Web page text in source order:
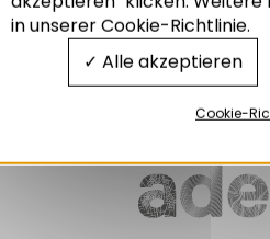
Lebensstil
Mobilität und Transport
in unserer Cookie-Richtlinie.
Alle akzeptieren
Cookie-